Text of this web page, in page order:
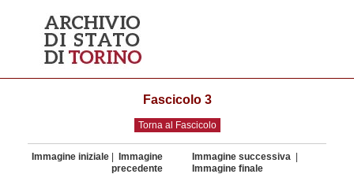
Fascicolo 3
Torna al Fascicolo
Immagine iniziale
Immagine
precedente
Immagine successiva
Immagine finale